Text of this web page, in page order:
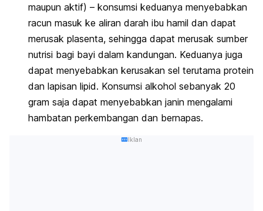
maupun aktif) – konsumsi keduanya menyebabkan
racun masuk ke aliran darah ibu hamil dan dapat
merusak plasenta, sehingga dapat merusak sumber
nutrisi bagi bayi dalam kandungan. Keduanya juga
dapat menyebabkan kerusakan sel terutama protein
dan lapisan lipid. Konsumsi alkohol sebanyak 20
gram saja dapat menyebabkan janin mengalami
hambatan perkembangan dan bernapas.
Iklan